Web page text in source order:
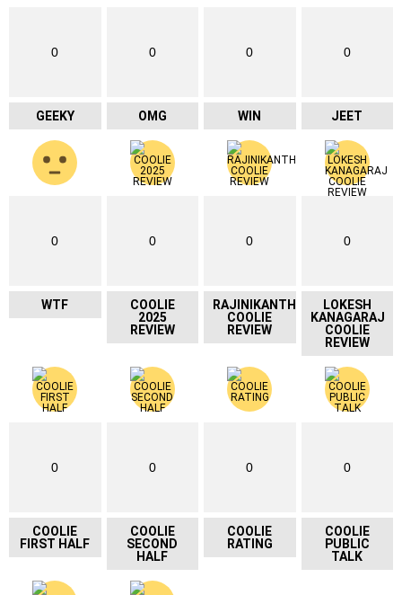
0
GEEKY
0
OMG
0
WIN
0
JEET
0
WTF
0
COOLIE
2025
REVIEW
0
RAJINIKANTH
COOLIE
REVIEW
0
LOKESH
KANAGARAJ
COOLIE
REVIEW
0
COOLIE
FIRST HALF
0
COOLIE
SECOND
HALF
0
COOLIE
RATING
0
COOLIE
PUBLIC
TALK